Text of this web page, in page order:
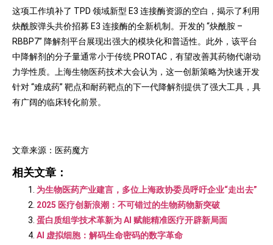
这项工作填补了 TPD 领域新型 E3 连接酶资源的空白，揭示了利用
炔酰胺弹头共价招募 E3 连接酶的全新机制。开发的 “炔酰胺 –
RBBP7” 降解剂平台展现出强大的模块化和普适性。此外，该平台
中降解剂的分子量通常小于传统 PROTAC，有望改善其药物代谢动
力学性质。上海生物医药技术大会认为，这一创新策略为快速开发
针对 “难成药” 靶点和耐药靶点的下一代降解剂提供了强大工具，具
有广阔的临床转化前景。
文章来源：医药魔方
相关文章：
为生物医药产业建言，多位上海政协委员呼吁企业“走出去”
2025 医疗创新浪潮：不可错过的生物药物新突破
蛋白质组学技术革新为 AI 赋能精准医疗开辟新局面
AI 虚拟细胞：解码生命密码的数字革命